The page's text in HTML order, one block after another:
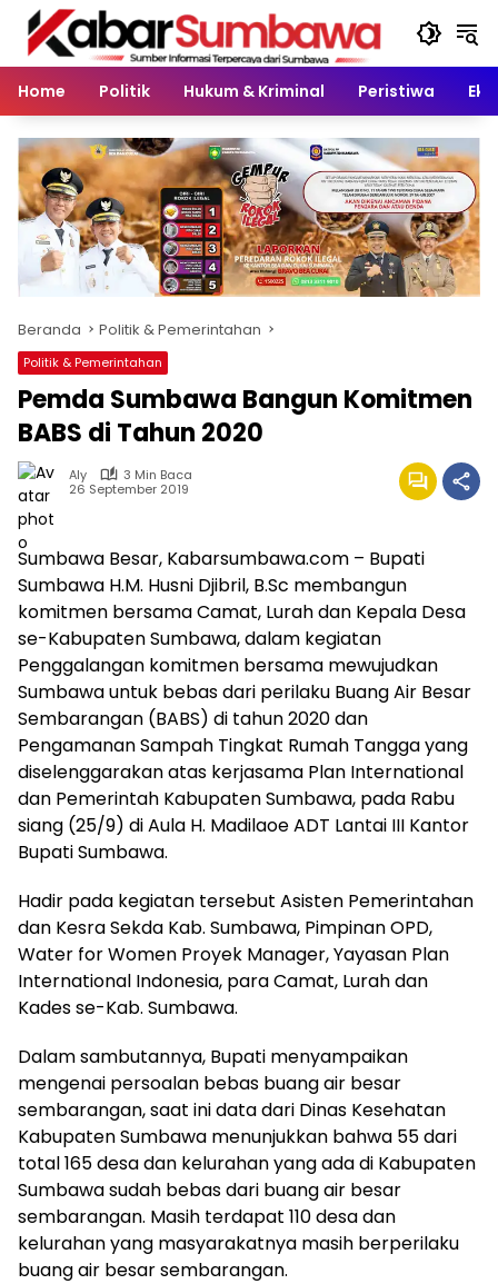
Langsung
konten
Home
Politik Hukum & Kriminal Peristiwa
Beranda Politik & Pemerintahan
Politik & Pemerintahan
Pemda Sumbawa Bangun Komitmen
BABS di Tahun 2020
Aly
3 Min Baca
26 September 2019
Sumbawa Besar, Kabarsumbawa.com – Bupati
Sumbawa H.M. Husni Djibril, B.Sc membangun
komitmen bersama Camat, Lurah dan Kepala Desa
se-Kabupaten Sumbawa, dalam kegiatan
Penggalangan komitmen bersama mewujudkan
Sumbawa untuk bebas dari perilaku Buang Air Besar
Sembarangan (BABS) di tahun 2020 dan
Pengamanan Sampah Tingkat Rumah Tangga yang
diselenggarakan atas kerjasama Plan International
dan Pemerintah Kabupaten Sumbawa, pada Rabu
siang (25/9) di Aula H. Madilaoe ADT Lantai III Kantor
Bupati Sumbawa.
Hadir pada kegiatan tersebut Asisten Pemerintahan
dan Kesra Sekda Kab. Sumbawa, Pimpinan OPD,
Water for Women Proyek Manager, Yayasan Plan
International Indonesia, para Camat, Lurah dan
Kades se-Kab. Sumbawa.
Dalam sambutannya, Bupati menyampaikan
mengenai persoalan bebas buang air besar
sembarangan, saat ini data dari Dinas Kesehatan
Kabupaten Sumbawa menunjukkan bahwa 55 dari
total 165 desa dan kelurahan yang ada di Kabupaten
Sumbawa sudah bebas dari buang air besar
sembarangan. Masih terdapat 110 desa dan
kelurahan yang masyarakatnya masih berperilaku
buang air besar sembarangan.